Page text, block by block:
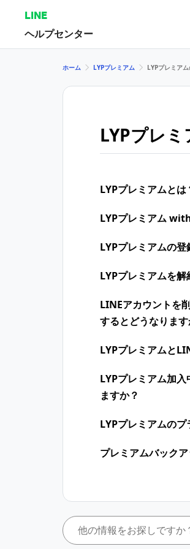
LINE
ヘルプセンター
ホーム LYPプレミアム LYPプレミア
LYPプレ
LYPプレミアムとは
LYPプレミアム
LYPプレミアムの
LYPプレミアムを解
LINEアカウントを
するとどうなります
LYPプレミアムと
LYPプレミアム加
ますか？​
LYPプレミアムの
プレミアムバック